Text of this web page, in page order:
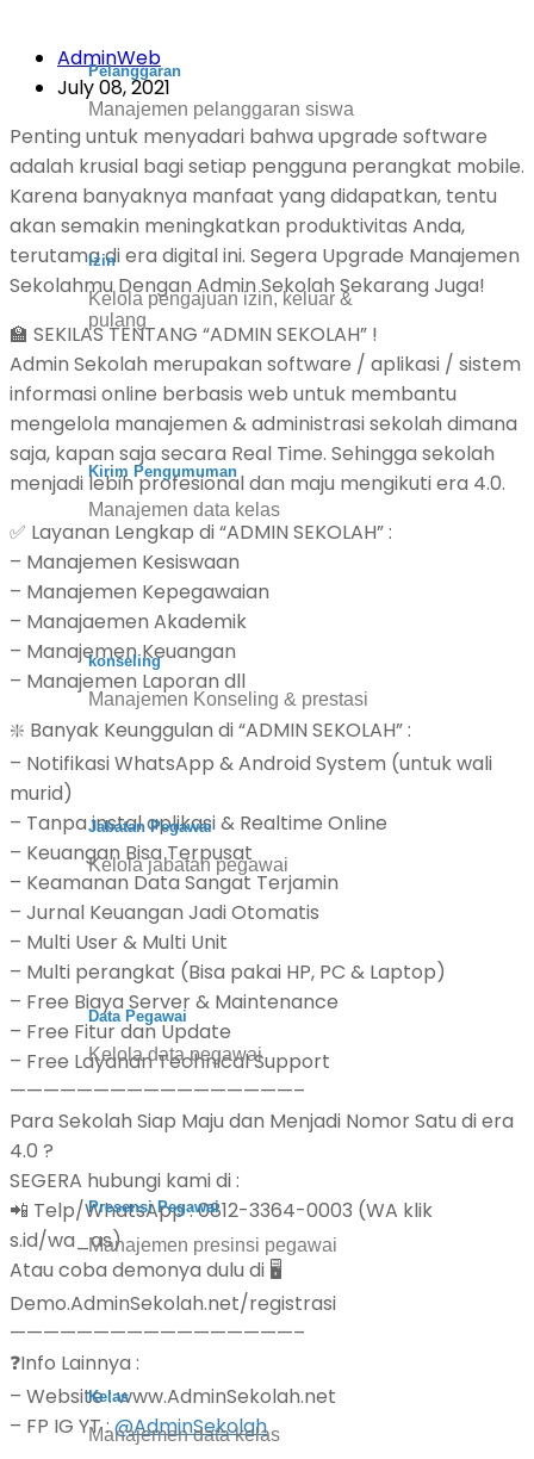
Pelanggaran
Manajemen pelanggaran siswa
Izin
Kelola pengajuan izin, keluar &
pulang
Kirim Pengumuman
Manajemen data kelas
konseling
Manajemen Konseling & prestasi
Jabatan Pegawai
Kelola jabatan pegawai
Data Pegawai
Kelola data pegawai
Presensi Pegawai
Manajemen presinsi pegawai
Kelas
Manajemen data kelas
AdminWeb
July 08, 2021
Penting untuk menyadari bahwa upgrade software
adalah krusial bagi setiap pengguna perangkat mobile.
Karena banyaknya manfaat yang didapatkan, tentu
akan semakin meningkatkan produktivitas Anda,
terutama di era digital ini. Segera Upgrade Manajemen
Sekolahmu Dengan Admin Sekolah Sekarang Juga!
🏫 SEKILAS TENTANG “ADMIN SEKOLAH” !
Admin Sekolah merupakan software / aplikasi / sistem
informasi online berbasis web untuk membantu
mengelola manajemen & administrasi sekolah dimana
saja, kapan saja secara Real Time. Sehingga sekolah
menjadi lebih profesional dan maju mengikuti era 4.0.
✅ Layanan Lengkap di “ADMIN SEKOLAH” :
– Manajemen Kesiswaan
– Manajemen Kepegawaian
– Manajaemen Akademik
– Manajemen Keuangan
– Manajemen Laporan dll
❇️ Banyak Keunggulan di “ADMIN SEKOLAH” :
– Notifikasi WhatsApp & Android System (untuk wali
murid)
– Tanpa instal aplikasi & Realtime Online
– Keuangan Bisa Terpusat
– Keamanan Data Sangat Terjamin
– Jurnal Keuangan Jadi Otomatis
– Multi User & Multi Unit
– Multi perangkat (Bisa pakai HP, PC & Laptop)
– Free Biaya Server & Maintenance
– Free Fitur dan Update
– Free Layanan Technical Support
—————————————————–
Para Sekolah Siap Maju dan Menjadi Nomor Satu di era
4.0 ?
SEGERA hubungi kami di :
📲 Telp/WhatsApp : 0812-3364-0003 (WA klik
s.id/wa_as)
Atau coba demonya dulu di 🖥️
Demo.AdminSekolah.net/registrasi
—————————————————–
❓Info Lainnya :
– Website : www.AdminSekolah.net
– FP IG YT :@AdminSekolah